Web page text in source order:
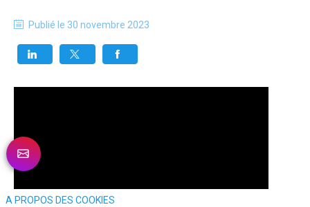
Publié le 30 novembre 2023
A PROPOS DES COOKIES